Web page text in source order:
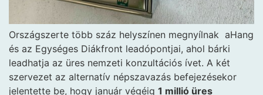
Országszerte több száz helyszínen megnyílnak aHang
és az Egységes Diákfront leadópontjai, ahol bárki
leadhatja az üres nemzeti konzultációs ívet. A két
szervezet az alternatív népszavazás befejezésekor
jelentette be, hogy január végéig 1 millió üres